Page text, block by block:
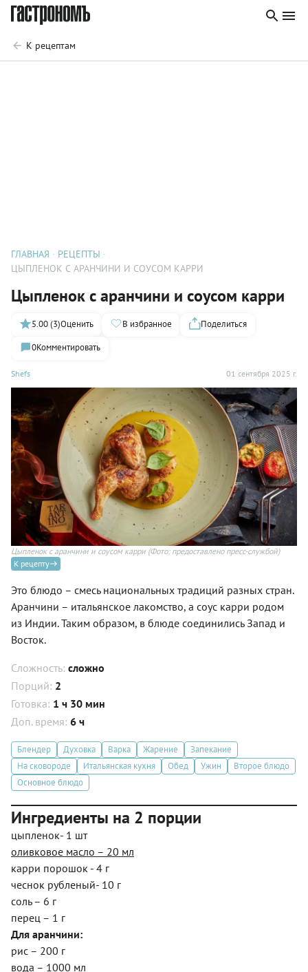
К рецептам
ГЛАВНАЯ
РЕЦЕПТЫ
ЦЫПЛЕНОК С АРАНЧИНИ И СОУСОМ КАРРИ
Цыпленок с аранчини и соусом карри
Shefs 01 сентября 2025 г.
5.00 (3)Оценить В избранное
Поделиться
0Комментировать
Цыпленок с аранчини и соусом карри (Фото: предоставлено пресс-службой)
К рецепту
Это блюдо – смесь национальных традиций разных стран.
Аранчини – итальянское лакомство, а соус карри родом
из Индии. Таким образом, в блюде соединились Запад и
Восток.
Сложность: сложно
Порций: 2
Готовка: 1 ч 30 мин
Доп. время: 6 ч
Блендер Духовка Варка Жарение
Запекание
На сковороде
Итальянская кухня Обед Ужин
Второе блюдо
Основное блюдо
Ингредиенты на 2 порции
цыпленок- 1 шт
оливковое масло – 20 мл
карри порошок - 4 г
чеснок рубленый- 10 г
соль – 6 г
перец – 1 г
Для аранчини:
рис – 200 г
вода – 1000 мл